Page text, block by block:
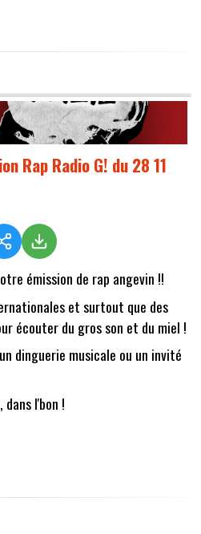
Rap Radio G! du 28 11
émission de rap angevin !!
et surtout que des
écouter du gros son et du miel !
dinguerie musicale ou un invité
l'bon !